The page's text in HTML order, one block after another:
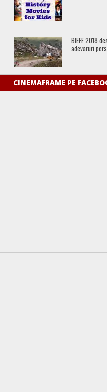
BIEFF 2018
adevaruri
CINEMAFRAME PE